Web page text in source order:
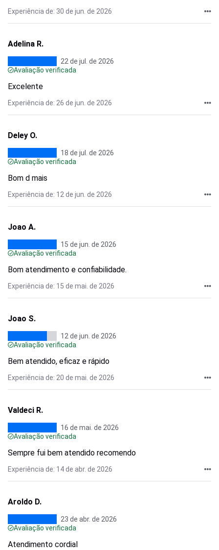
Experiência de: 30 de jun. de 2026
Adelina R.
22 de jul. de 2026
Avaliação verificada
Excelente
Experiência de: 26 de jun. de 2026
Deley O.
18 de jul. de 2026
Avaliação verificada
Bom d mais
Experiência de: 12 de jun. de 2026
Joao A.
15 de jun. de 2026
Avaliação verificada
Bom atendimento e confiabilidade.
Experiência de: 15 de mai. de 2026
Joao S.
12 de jun. de 2026
Avaliação verificada
Bem atendido, eficaz e rápido
Experiência de: 20 de mai. de 2026
Valdeci R.
16 de mai. de 2026
Avaliação verificada
Sempre fui bem atendido recomendo
Experiência de: 14 de abr. de 2026
Aroldo D.
23 de abr. de 2026
Avaliação verificada
Atendimento cordial